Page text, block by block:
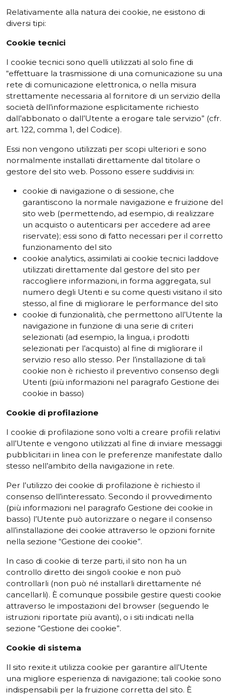
Relativamente alla natura dei cookie, ne esistono di
diversi tipi:
Cookie tecnici
I cookie tecnici sono quelli utilizzati al solo fine di
“effettuare la trasmissione di una comunicazione su una
rete di comunicazione elettronica, o nella misura
strettamente necessaria al fornitore di un servizio della
società dell’informazione esplicitamente richiesto
dall’abbonato o dall’Utente a erogare tale servizio” (cfr.
art. 122, comma 1, del Codice).
Essi non vengono utilizzati per scopi ulteriori e sono
normalmente installati direttamente dal titolare o
gestore del sito web. Possono essere suddivisi in:
cookie di navigazione o di sessione, che
garantiscono la normale navigazione e fruizione del
sito web (permettendo, ad esempio, di realizzare
un acquisto o autenticarsi per accedere ad aree
riservate); essi sono di fatto necessari per il corretto
funzionamento del sito
cookie analytics, assimilati ai cookie tecnici laddove
utilizzati direttamente dal gestore del sito per
raccogliere informazioni, in forma aggregata, sul
numero degli Utenti e su come questi visitano il sito
stesso, al fine di migliorare le performance del sito
cookie di funzionalità, che permettono all’Utente la
navigazione in funzione di una serie di criteri
selezionati (ad esempio, la lingua, i prodotti
selezionati per l’acquisto) al fine di migliorare il
servizio reso allo stesso. Per l’installazione di tali
cookie non è richiesto il preventivo consenso degli
Utenti (più informazioni nel paragrafo Gestione dei
cookie in basso)
Cookie di profilazione
I cookie di profilazione sono volti a creare profili relativi
all’Utente e vengono utilizzati al fine di inviare messaggi
pubblicitari in linea con le preferenze manifestate dallo
stesso nell’ambito della navigazione in rete.
Per l’utilizzo dei cookie di profilazione è richiesto il
consenso dell’interessato. Secondo il provvedimento
(più informazioni nel paragrafo Gestione dei cookie in
basso) l’Utente può autorizzare o negare il consenso
all’installazione dei cookie attraverso le opzioni fornite
nella sezione “Gestione dei cookie”.
In caso di cookie di terze parti, il sito non ha un
controllo diretto dei singoli cookie e non può
controllarli (non può né installarli direttamente né
cancellarli). È comunque possibile gestire questi cookie
attraverso le impostazioni del browser (seguendo le
istruzioni riportate più avanti), o i siti indicati nella
sezione “Gestione dei cookie”.
Cookie di sistema
Il sito rexite.it utilizza cookie per garantire all’Utente
una migliore esperienza di navigazione; tali cookie sono
indispensabili per la fruizione corretta del sito. È